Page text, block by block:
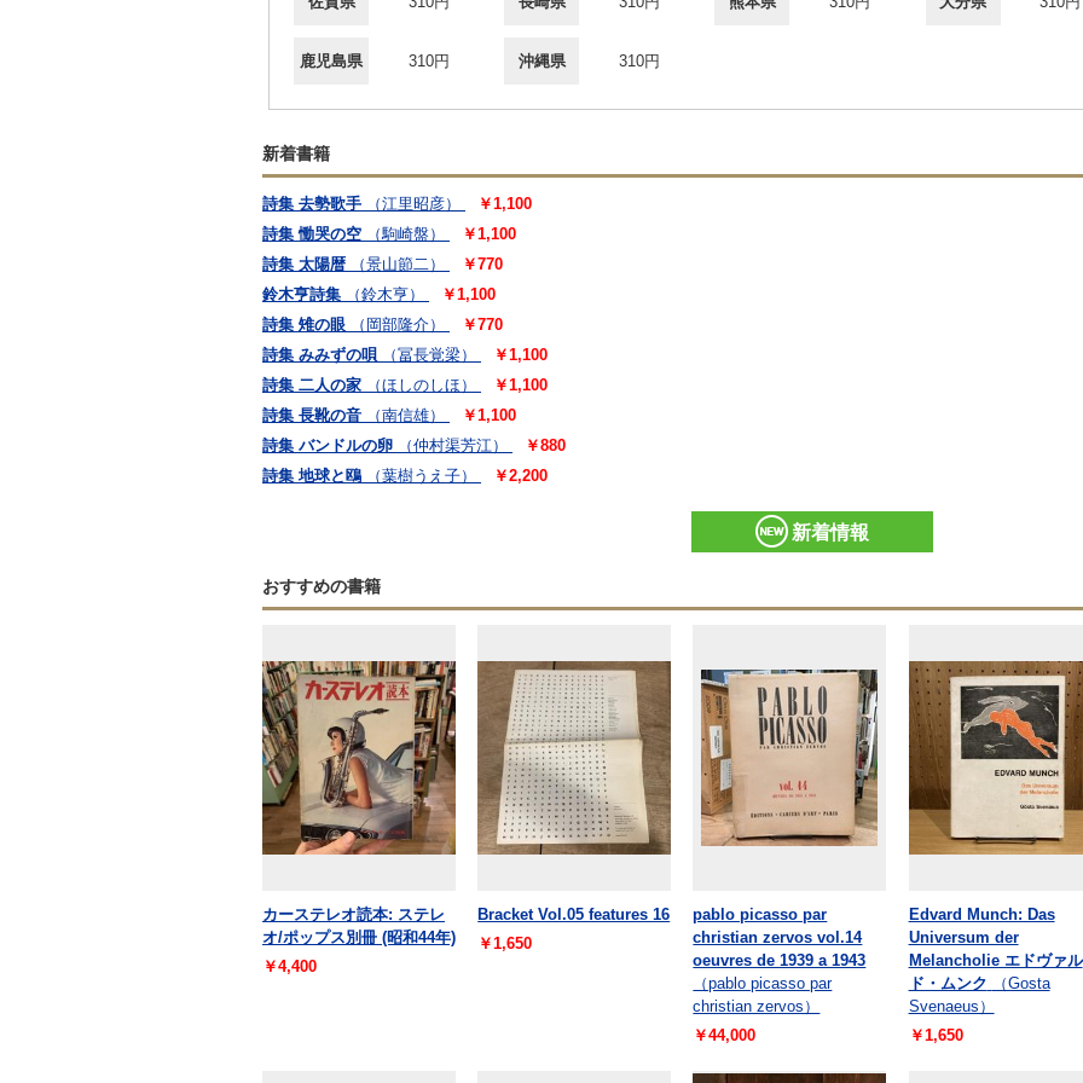
鹿児島県 310円 沖縄県 310円
新着書籍
詩集 去勢歌手 （江里昭彦）
￥1,100
詩集 慟哭の空
（駒崎盤）
￥1,100
詩集 太陽暦
（景山節二）
￥770
鈴木亨詩集
（鈴木亨）
￥1,100
詩集 雉の眼
（岡部隆介）
￥770
詩集 みみずの唄
（冨長覚梁）
￥1,100
詩集 二人の家
（ほしのしほ）
￥1,100
詩集 長靴の音
（南信雄）
￥1,100
詩集 バンドルの卵
（仲村渠芳江）
￥880
詩集 地球と鴎
（葉樹うえ子） ￥2,200
新着情報
おすすめの書籍
カーステレオ読本: ステレ
オ/ポップス別冊 (昭和44年)
￥4,400
Bracket Vol.05 features 16
￥1,650
pablo picasso par
christian zervos vol.14
oeuvres de 1939 a 1943
（pablo picasso par
christian zervos）
￥44,000
Edvard Munch: Das
Universum der
Melancholie エドヴァル
ド・ムンク
（Gosta
Svenaeus）
￥1,650